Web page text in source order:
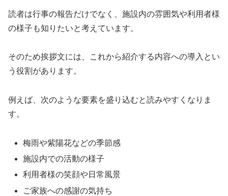
読者は行事の報告だけでなく、施設内の雰囲気や利用者様
の様子も知りたいと考えています。
そのため挨拶文には、これから紹介する内容への導入とい
う役割があります。
例えば、次のような要素を盛り込むと読みやすくなりま
す。
梅雨や紫陽花などの季節感
施設内での活動の様子
利用者様の笑顔や日常風景
ご家族への感謝の気持ち